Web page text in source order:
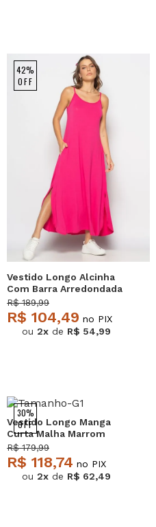
42%
OFF
Vestido Longo Alcinha
Com Barra Arredondada
E Bolsos Pink Salvatore
R$ 189,99
R$ 104,49 no PIX
ou 2x de R$ 54,99
30%
OFF
Vestido Longo Manga
Curta Malha Marrom
Salvatore
R$ 179,99
R$ 118,74 no PIX
ou 2x de R$ 62,49